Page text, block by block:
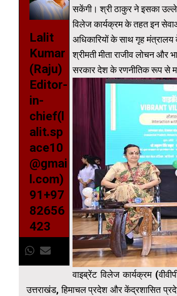
Lalit
Kumar
(Raju)
Editor-
in-
chief(l
alit.sp
ace10
@gmai
l.com)
91+97
82656
423
सकेंगी। श्री ठाकुर ने इसका
विलेज कार्यक्रम के तहत इन
अधिकारियों के साथ गृह
श्रीमती मीता राजीव लोचन और
सरकार देश के रणनीतिक रूप से
वाइब्रेंट विलेज कार्यक्रम
उत्तराखंड, हिमाचल प्रदेश और केंद्रशासित